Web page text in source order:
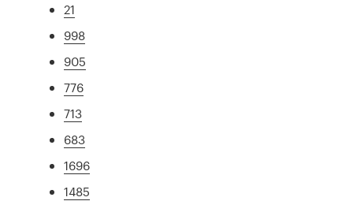
21
998
905
776
713
683
1696
1485